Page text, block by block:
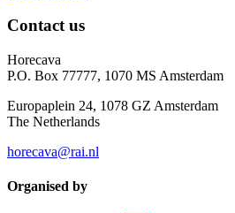
Contact us
Horecava
P.O. Box 77777, 1070 MS Amsterdam
Europaplein 24, 1078 GZ Amsterdam
The Netherlands
horecava@rai.nl
Organised by